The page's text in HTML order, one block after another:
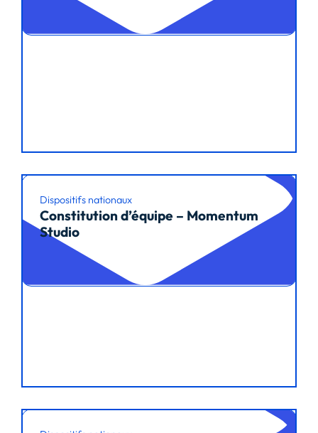
Lire l’article
Dispositifs nationaux
Constitution d’équipe – Momentum
Studio
Lire l’article